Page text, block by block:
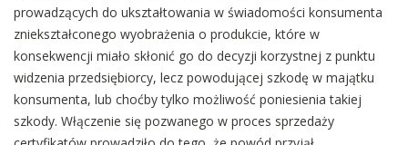
prowadzących do ukształtowania w świadomości konsumenta
zniekształconego wyobrażenia o produkcie, które w
konsekwencji miało skłonić go do decyzji korzystnej z punktu
widzenia przedsiębiorcy, lecz powodującej szkodę w majątku
konsumenta, lub choćby tylko możliwość poniesienia takiej
szkody. Włączenie się pozwanego w proces sprzedaży